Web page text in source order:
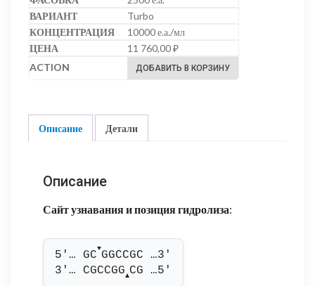
Turbo
10000 е.а./мл
11 760,00₽
ДОБАВИТЬ В КОРЗИНУ
Описание Детали
Описание
Сайт узнавания и позиция гидролиза:
5'… GC
▼
GGCCGC …3'
3'… CGCCGG▲CG …5'